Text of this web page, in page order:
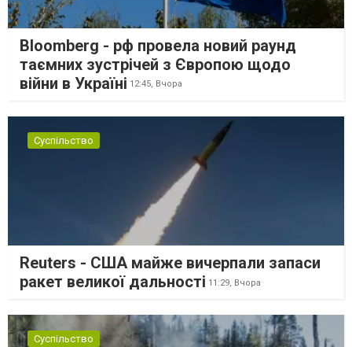
Bloomberg - рф провела новий раунд
таємних зустрічей з Європою щодо
війни в Україні 12:45, Вчора
Суспільство
Reuters - США майже вичерпали запаси
ракет великої дальності 11:29, Вчора
Суспільство